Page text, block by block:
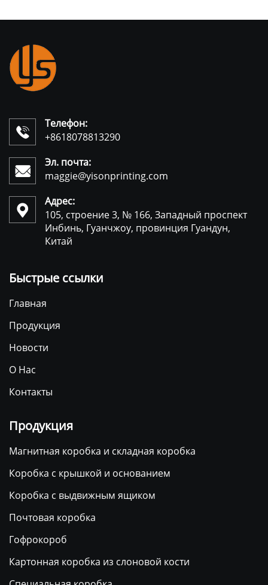

Телефон:
+8618078813290

Эл. почта:
maggie@yisonprinting.com

Адрес:
105, строение 3, № 166, Западный проспект
Инбинь, Гуанчжоу, провинция Гуандун,
Китай
Быстрые ссылки
Главная
Продукция
Новости
О Нас
Контакты
Продукция
Магнитная коробка и складная коробка
Коробка с крышкой и основанием
Коробка с выдвижным ящиком
Почтовая коробка
Гофрокороб
Картонная коробка из слоновой кости